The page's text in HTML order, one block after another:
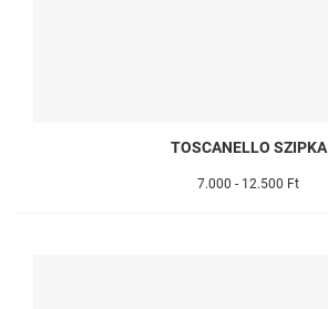
TOSCANELLO SZIPKA
7.000 - 12.500 Ft